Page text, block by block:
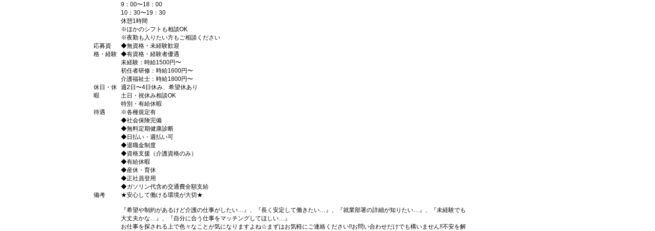
9：00〜18：00
10：30〜19：30
休憩1時間
※ほかのシフトも相談OK
※夜勤も入りたい方もご相談ください
応募資
格・経験
◆無資格・未経験歓迎
◆有資格・経験者優遇
未経験：時給1500円〜
初任者研修：時給1600円〜
介護福祉士：時給1800円〜
休日・休
暇
週2日〜4日休み、希望休あり
土日・祝休み相談OK
特別・有給休暇
待遇
※各種規定有
◆社会保険完備
◆無料定期健康診断
◆日払い・週払い可
◆退職金制度
◆資格支援（介護資格のみ）
◆有給休暇
◆産休・育休
◆正社員登用
◆ガソリン代含め交通費全額支給
備考
★安心して働ける環境が大切★
『希望や制約があるけど介護の仕事がしたい…』、『長く安定して働きたい…』、『就業部署の詳細が知りたい…』、『未経験でも
大丈夫かな…』、『自分に合う仕事をマッチングしてほしい…』
お仕事を探される上で色々なことが気になりますよね☆まずはお気軽にご連絡ください!!お問い合わせだけでも構いません!!不安を解